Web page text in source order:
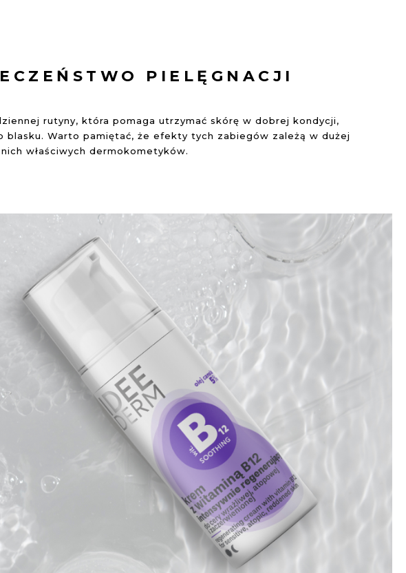
PIELĘGNACJI
rutyny, która pomaga utrzymać skórę w dobrej kondycji,
Warto pamiętać, że efekty tych zabiegów zależą w dużej
właściwych dermokometyków.